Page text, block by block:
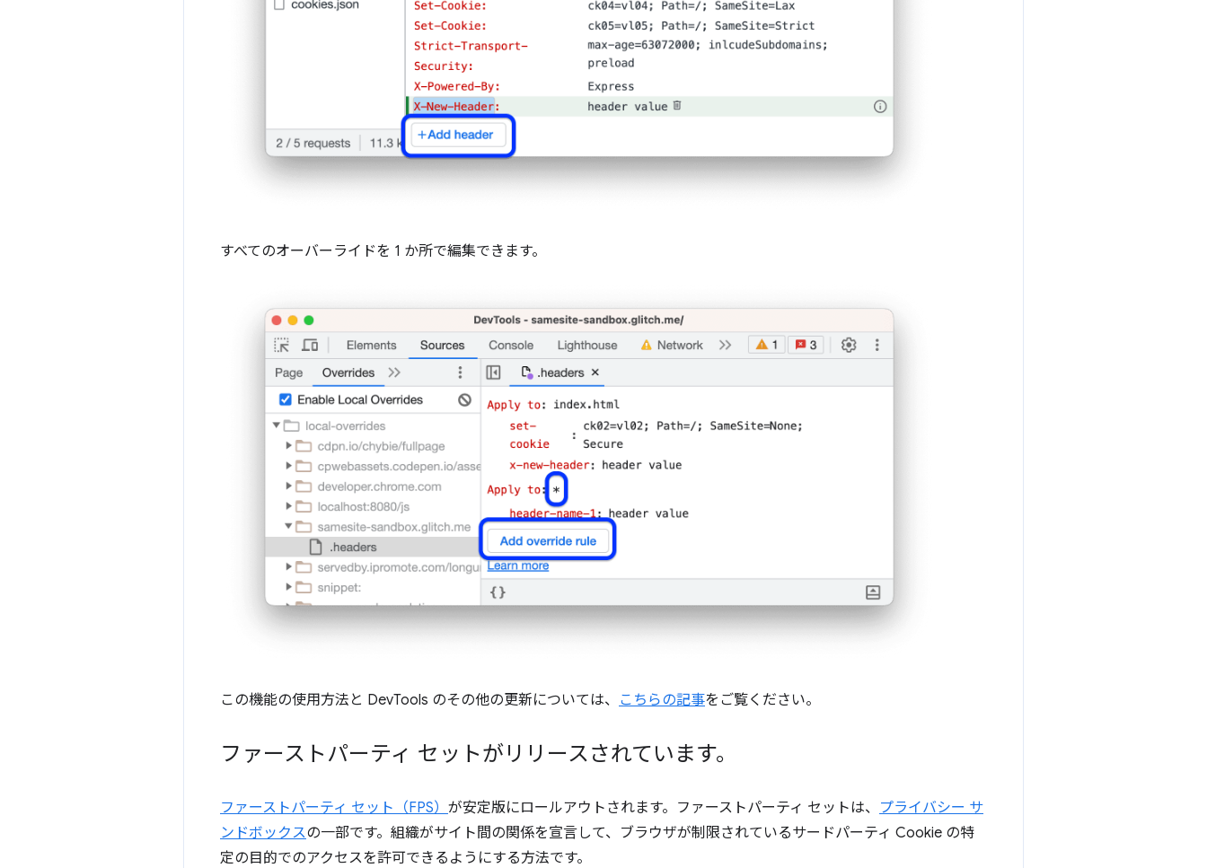
すべてのオーバーライドを 1 か所で編集できます。
この機能の使用方法と DevTools のその他の更新については、 こちらの記事をご覧ください。
ファーストパーティ セットがリリースされています。
ファーストパーティ セット（FPS） が安定版にロールアウトされます。ファーストパーティ セットは、 プライバシー サ
ンドボックスの一部です。組織がサイト間の関係を宣言して、ブラウザが制限されているサードパーティ Cookie の特
定の目的でのアクセスを許可できるようにする方法です。